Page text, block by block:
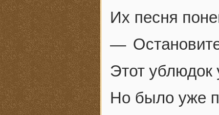
Их песня
—
Этот ублюдок
Но было уже